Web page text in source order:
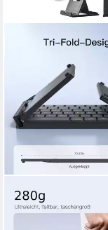
INATECK
Faltbare Mini
Funktion mit